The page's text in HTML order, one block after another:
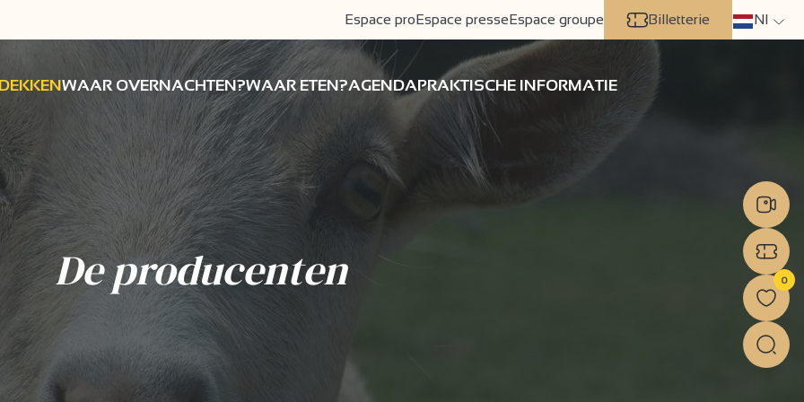
Espace proEspace presseEspace groupe Billetterie Nl
WAAR OVERNACHTEN?WAAR ETEN?AGENDAPRAKTISCHE INFORMATIE
De producenten 0